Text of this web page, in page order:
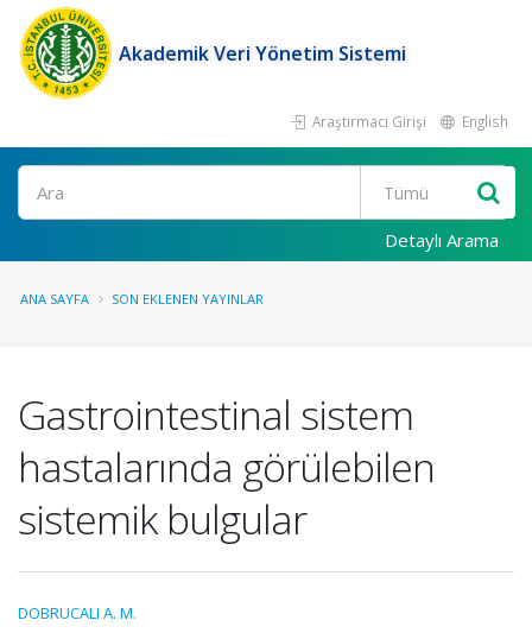
Akademik Veri Yönetim Sistemi
Araştırmacı Girişi English
Ara
Detaylı Arama
ANA SAYFA SON EKLENEN YAYINLAR
Gastrointestinal sistem
hastalarında görülebilen
sistemik bulgular
DOBRUCALI A. M.